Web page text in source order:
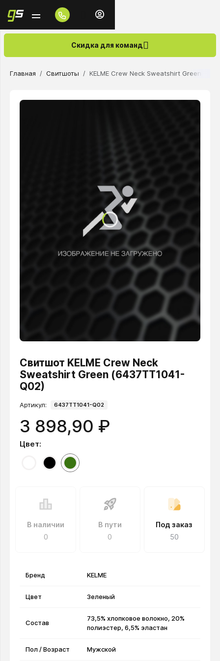
Скидка для команд
Главная Свитшоты KELME Crew Neck Sweatshirt Green
Свитшот KELME Crew Neck
Sweatshirt Green (6437TT1041-
Q02)
Артикул: 6437TT1041-Q02
3 898,90 ₽
Цвет:
В наличии
0
В пути
0
Под заказ
50
Бренд KELME
Цвет Зеленый
Состав
73,5% хлопковое волокно, 20%
полиэстер, 6,5% эластан
Пол / Возраст Мужской